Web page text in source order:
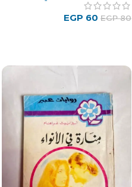
EGP80
EGP 60